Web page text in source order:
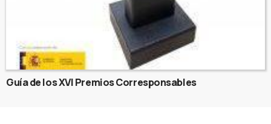
Guía de los XVI Premios Corresponsables